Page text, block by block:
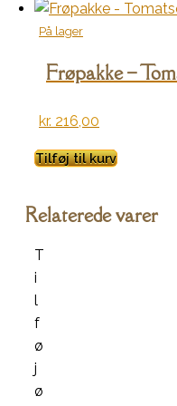
På lager
Frøpakke –
kr. 216,00
Tilføj til kurv
Relaterede varer
T
i
l
f
ø
j
ø